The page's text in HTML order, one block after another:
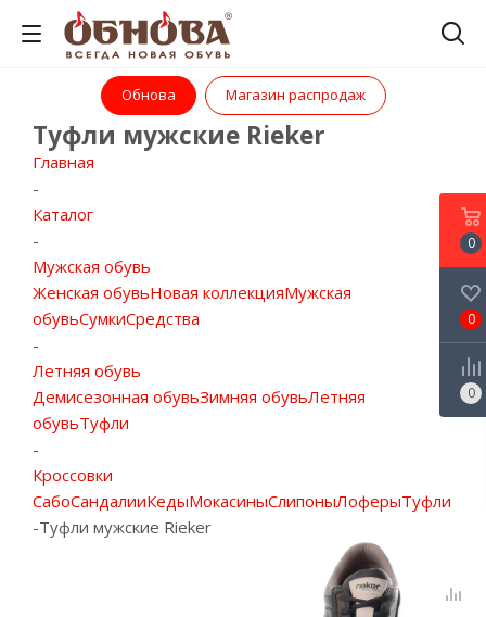
Обнова Магазин распродаж
Туфли мужские Rieker
Главная
-
Каталог
-
Мужская обувь
Женская обувьНовая коллекцияМужская
обувьСумкиСредства
-
Летняя обувь
Демисезонная обувьЗимняя обувьЛетняя
обувьТуфли
-
Кроссовки
СабоСандалииКедыМокасиныСлипоныЛоферыТуфли
-Туфли мужские Rieker
0
0
0